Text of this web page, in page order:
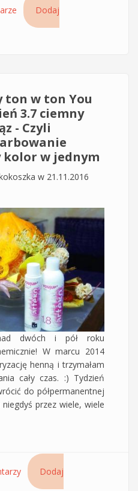
eliksir do włosów na noc -
Overnight Elixir no. 50 Montibello
Dodaj
ton w ton You
3.7 ciemny
- Czyli
kolor w jednym
w 21.11.2016
dwóch i pół roku
W marcu 2014
henną i trzymałam
cały czas. :) Tydzień
do półpermanentnej
przez wiele, wiele
ton w ton You Up Artego
czekoladowy brąz - Czyli
Dodaj